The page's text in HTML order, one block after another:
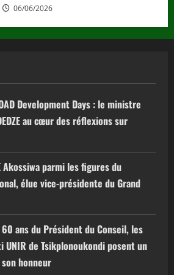
06/06/2026
Development Days : le ministre
au cœur des réflexions sur
Akossiwa parmi les figures du
élue vice-présidente du Grand
ans du Président du Conseil, les
UNIR de Tsikplonoukondi posent un
honneur